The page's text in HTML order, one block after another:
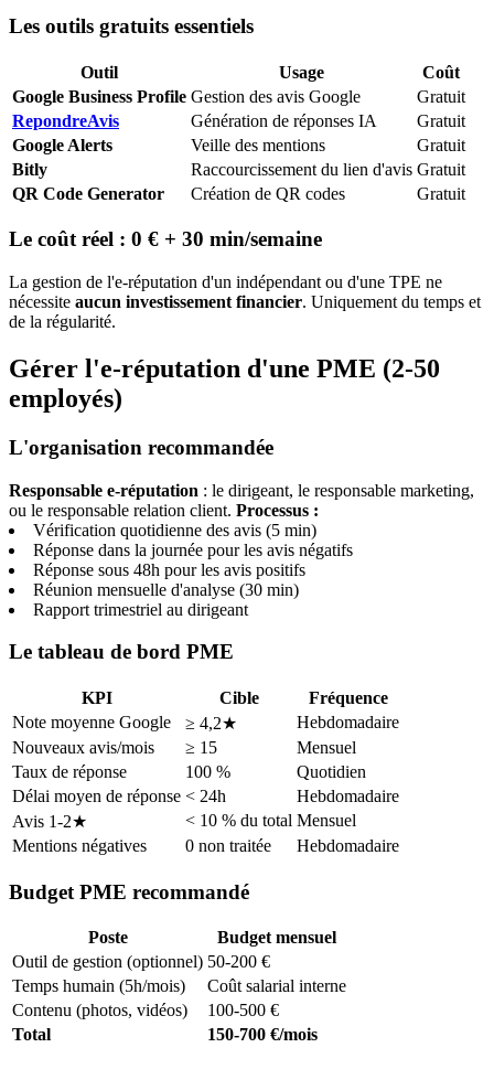
Les outils gratuits essentiels
Outil Usage
Coût
Google Business Profile Gestion des avis Google
Gratuit
RepondreAvis
Génération de réponses IA
Gratuit
Google Alerts
Veille des mentions
Gratuit
Bitly
Raccourcissement du lien d'avis Gratuit
QR Code Generator
Création de QR codes Gratuit
Le coût réel : 0 € + 30 min/semaine
La gestion de l'e-réputation d'un indépendant ou d'une TPE ne
nécessite aucun investissement financier. Uniquement du temps et
de la régularité.
Gérer l'e-réputation d'une PME (2-50
employés)
L'organisation recommandée
Responsable e-réputation : le dirigeant, le responsable marketing,
ou le responsable relation client. Processus :
Vérification quotidienne des avis (5 min)
Réponse dans la journée pour les avis négatifs
Réponse sous 48h pour les avis positifs
Réunion mensuelle d'analyse (30 min)
Rapport trimestriel au dirigeant
Le tableau de bord PME
KPI Cible
Fréquence
Note moyenne Google
≥ 4,2★
Hebdomadaire
Nouveaux avis/mois
≥ 15
Mensuel
Taux de réponse
100 %
Quotidien
Délai moyen de réponse < 24h
Hebdomadaire
Avis 1-2★
< 10 % du total Mensuel
Mentions négatives
0 non traitée Hebdomadaire
Budget PME recommandé
Poste
Budget mensuel
Outil de gestion (optionnel) 50-200 €
Temps humain (5h/mois)
Coût salarial interne
Contenu (photos, vidéos)
100-500 €
Total
150-700 €/mois